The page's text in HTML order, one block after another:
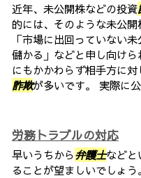
近年、未公開株などの投資
的には、そのような未公開
「市場に出回っていない
儲かる」などと申し向け
にもかかわらず相手方に
詐欺が多いです。 実際に
労務トラブルの対応
早いうちから弁護士などと
ることが望ましいでしょう